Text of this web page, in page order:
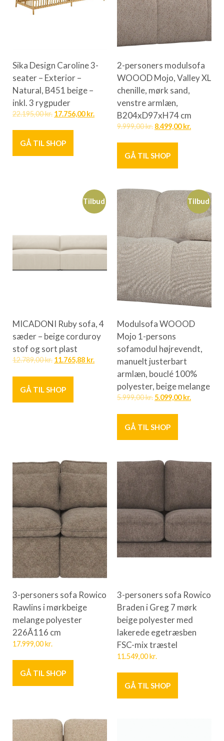
Sika Design Caroline 3-
seater – Exterior –
Natural, B451 beige –
inkl. 3 rygpuder
22.195,00kr. 17.756,00kr.
GÅ TIL SHOP
2-personers modulsofa
WOOOD Mojo, Valley XL
chenille, mørk sand,
venstre armlæn,
B204xD97xH74 cm
9.999,00kr. 8.499,00kr.
GÅ TIL SHOP
Tilbud
MICADONI Ruby sofa, 4
sæder – beige corduroy
stof og sort plast
12.789,00kr. 11.765,88 kr.
GÅ TIL SHOP
Tilbud
Modulsofa WOOOD
Mojo 1-persons
sofamodul højrevendt,
manuelt justerbart
armlæn, bouclé 100%
polyester, beige melange
5.999,00kr. 5.099,00kr.
GÅ TIL SHOP
3-personers sofa Rowico
Rawlins i mørkbeige
melange polyester
226Ã116 cm
17.999,00kr.
GÅ TIL SHOP
3-personers sofa Rowico
Braden i Greg 7 mørk
beige polyester med
lakerede egetræsben
FSC-mix træstel
11.549,00kr.
GÅ TIL SHOP